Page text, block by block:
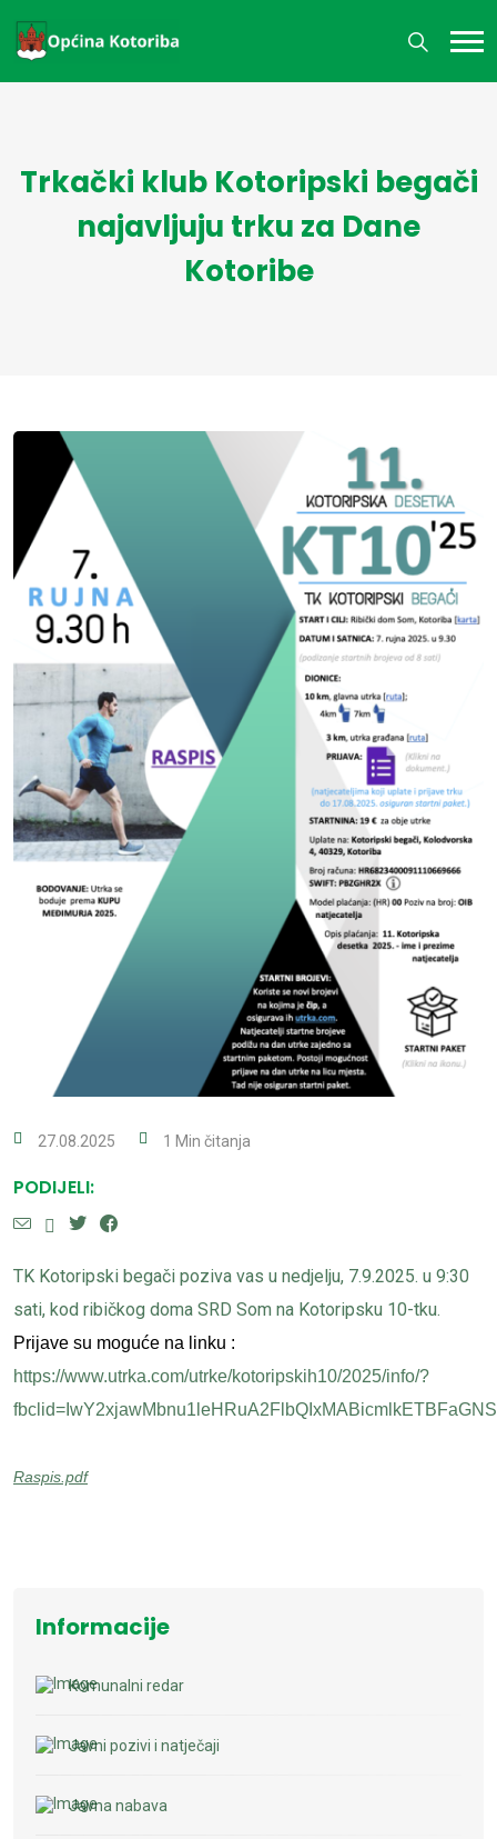
Trkački klub Kotoripski begači
najavljuju trku za Dane
Kotoribe
27.08.2025 1 Min čitanja
PODIJELI:
TK Kotoripski begači poziva vas u nedjelju, 7.9.2025. u 9:30
sati, kod ribičkog doma SRD Som na Kotoripsku 10-tku.
Prijave su moguće na linku :
https://www.utrka.com/utrke/kotoripskih10/2025/info/?
Raspis.pdf
Informacije
Komunalni redar
Javni pozivi i natječaji
Javna nabava